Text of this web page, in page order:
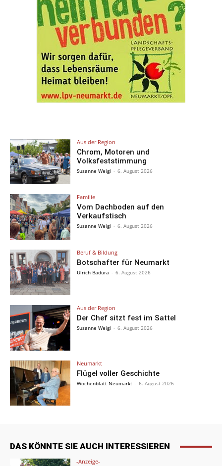
Aus der Region
Chrom, Motoren und
Volksfeststimmung
Susanne Weigl - 6. August 2026
Familie
Vom Dachboden auf den
Verkaufstisch
Susanne Weigl - 6. August 2026
Beruf & Bildung
Botschafter für Neumarkt
Ulrich Badura - 6. August 2026
Aus der Region
Der Chef sitzt fest im Sattel
Susanne Weigl - 6. August 2026
Neumarkt
Flügel voller Geschichte
Wochenblatt Neumarkt - 6. August 2026
DAS KÖNNTE SIE AUCH INTERESSIEREN
-Anzeige-